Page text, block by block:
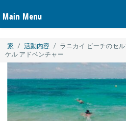
Main Menu
家 / 活動内容 / ラニカイ ビーチのセ
ケル アドベンチャー